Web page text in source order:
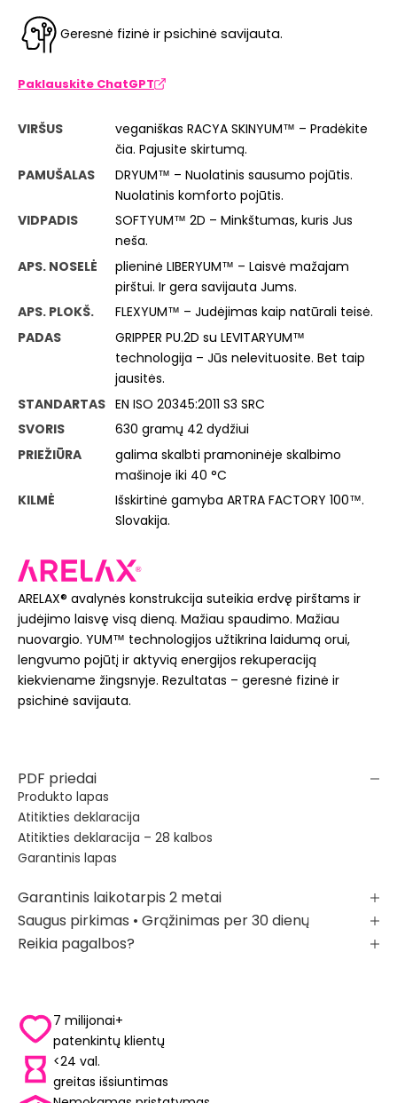
Geresnė fizinė ir psichinė savijauta.
Paklauskite ChatGPT
VIRŠUS
veganiškas RACYA SKINYUM™ – Pradėkite
čia. Pajusite skirtumą.
PAMUŠALAS
DRYUM™ – Nuolatinis sausumo pojūtis.
Nuolatinis komforto pojūtis.
VIDPADIS
SOFTYUM™ 2D – Minkštumas, kuris Jus
neša.
APS. NOSELĖ
plieninė LIBERYUM™ – Laisvė mažajam
pirštui. Ir gera savijauta Jums.
APS. PLOKŠ.
FLEXYUM™ – Judėjimas kaip natūrali teisė.
PADAS
GRIPPER PU.2D su LEVITARYUM™
technologija – Jūs nelevituosite. Bet taip
jausitės.
STANDARTAS EN ISO 20345:2011 S3 SRC
SVORIS
630 gramų 42 dydžiui
PRIEŽIŪRA
galima skalbti pramoninėje skalbimo
mašinoje iki 40 °C
KILMĖ
Išskirtinė gamyba ARTRA FACTORY 100™.
Slovakija.
ARELAX® avalynės konstrukcija suteikia erdvę pirštams ir
judėjimo laisvę visą dieną. Mažiau spaudimo. Mažiau
nuovargio. YUM™ technologijos užtikrina laidumą orui,
lengvumo pojūtį ir aktyvią energijos rekuperaciją
kiekviename žingsnyje. Rezultatas – geresnė fizinė ir
psichinė savijauta.
PDF priedai
Produkto lapas
Atitikties deklaracija
Atitikties deklaracija – 28 kalbos
Garantinis lapas
Garantinis laikotarpis 2 metai
Saugus pirkimas • Grąžinimas per 30 dienų
Reikia pagalbos?
7 milijonai+
patenkintų klientų
<24 val.
greitas išsiuntimas